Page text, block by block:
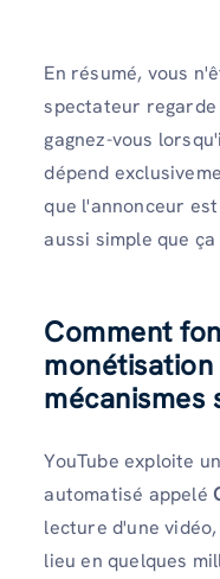
En résumé, vous
spectateur regarde
gagnez-vous
dépend
que l'annonceur
aussi simple que ça
Comment
monétisation
mécanismes
YouTube exploite
automatisé appelé
lecture d'une
lieu en quelques